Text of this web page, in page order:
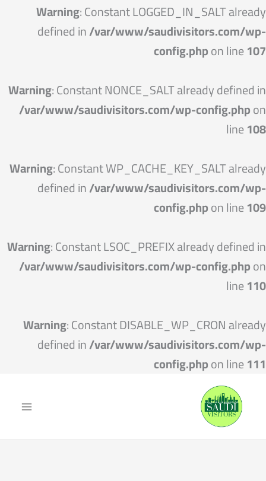
Warning: Constant LOGGED_IN_SALT already
defined in/var/www/saudivisitors.com/wp-
config.phpon line107
Warning: Constant NONCE_SALT already defined in
/var/www/saudivisitors.com/wp-config.phpon
line108
Warning: Constant WP_CACHE_KEY_SALT already
defined in/var/www/saudivisitors.com/wp-
config.phpon line109
Warning: Constant LSOC_PREFIX already defined in
/var/www/saudivisitors.com/wp-config.phpon
line110
Warning: Constant DISABLE_WP_CRON already
defined in/var/www/saudivisitors.com/wp-
config.phpon line111